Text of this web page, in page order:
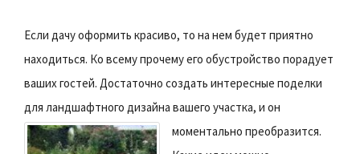
Если дачу оформить красиво, то на нем будет приятно
находиться. Ко всему прочему его обустройство порадует
ваших гостей. Достаточно создать интересные поделки
для ландшафтного дизайна вашего участка, и он
моментально преобразится.